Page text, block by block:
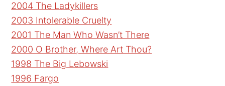
2004 The Ladykillers
2003 Intolerable Cruelty
2001 The Man Who Wasn’t There
2000 O Brother, Where Art Thou?
1998 The Big Lebowski
1996 Fargo